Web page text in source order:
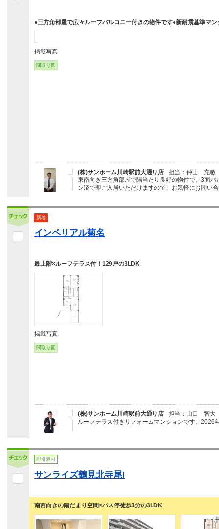
●三方角部屋で広々ルーフバルコニー付きの物件です●新耐震基準マン
掲載写真
間取り図
(株)サンホーム川崎駅前大通り店
担当：仲山 充敏
東南向き三方角部屋で陽当たり良好の物件で、3面
ン済で即ご入居いただけますので、お気軽にお問い
新着
インペリアル菊名
最上階×ルーフテラス付！129戸の3LDK
掲載写真
間取り図
(株)サンホーム川崎駅前大通り店
担当：山口 智大
ルーフテラス付きリフォームマンションです。2026
即引渡可
サンライズ鶴見北寺尾I
南西向きの陽だまり空間×バス停徒歩3分の3LDK